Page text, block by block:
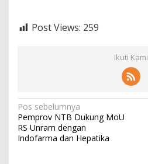
Post Views: 259
Ikuti Kami
N
a
v
Pos sebelumnya
Pemprov NTB Dukung MoU
RS Unram dengan
Indofarma dan Hepatika